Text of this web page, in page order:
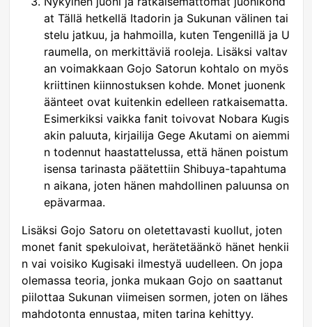
at Tällä hetkellä Itadorin ja Sukunan välinen tai
stelu jatkuu, ja hahmoilla, kuten Tengenillä ja U
raumella, on merkittäviä rooleja. Lisäksi valtav
an voimakkaan Gojo Satorun kohtalo on myös
kriittinen kiinnostuksen kohde. Monet juonenk
äänteet ovat kuitenkin edelleen ratkaisematta.
Esimerkiksi vaikka fanit toivovat Nobara Kugis
akin paluuta, kirjailija Gege Akutami on aiemmi
n todennut haastattelussa, että hänen poistum
isensa tarinasta päätettiin Shibuya-tapahtuma
n aikana, joten hänen mahdollinen paluunsa on
epävarmaa.
Lisäksi Gojo Satoru on oletettavasti kuollut, joten
monet fanit spekuloivat, herätetäänkö hänet henkii
n vai voisiko Kugisaki ilmestyä uudelleen. On jopa
olemassa teoria, jonka mukaan Gojo on saattanut
piilottaa Sukunan viimeisen sormen, joten on lähes
mahdotonta ennustaa, miten tarina kehittyy.